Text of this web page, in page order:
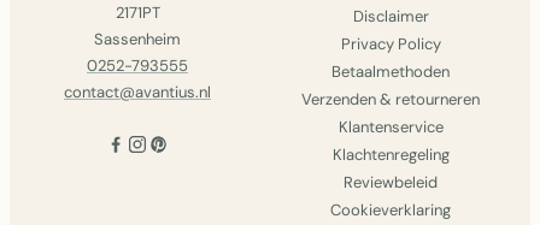
2171PT
Sassenheim
0252-793555
contact@avantius.nl
Disclaimer
Privacy Policy
Betaalmethoden
Verzenden & retourneren
Klantenservice
Klachtenregeling
Reviewbeleid
Cookieverklaring